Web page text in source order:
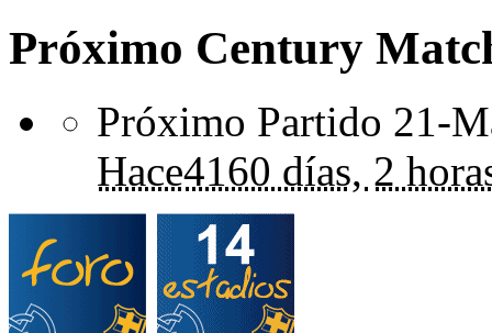
Próximo Century
Próximo Partido 21-
Hace4160 días, 2